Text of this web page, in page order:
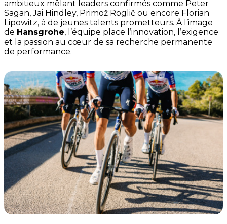
ambitieux mêlant leaders confirmés comme Peter
Sagan, Jai Hindley, Primož Roglič ou encore Florian
Lipowitz, à de jeunes talents prometteurs. À l’image
de Hansgrohe, l’équipe place l’innovation, l’exigence
et la passion au cœur de sa recherche permanente
de performance.